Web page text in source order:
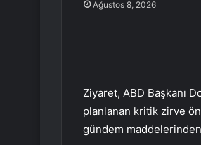
Ağustos 8, 2026
Ziyaret, ABD Başkanı
planlanan kritik zirve
gündem